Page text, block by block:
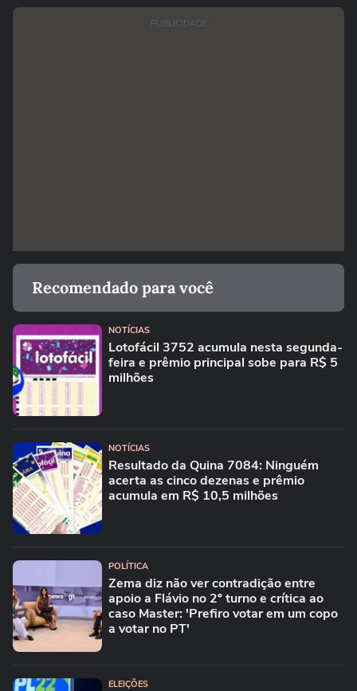
PUBLICIDADE
Recomendado para você
NOTÍCIAS
Lotofácil 3752 acumula nesta segunda-
feira e prêmio principal sobe para R$ 5
milhões
NOTÍCIAS
Resultado da Quina 7084: Ninguém
acerta as cinco dezenas e prêmio
acumula em R$ 10,5 milhões
POLÍTICA
Zema diz não ver contradição entre
apoio a Flávio no 2º turno e crítica ao
caso Master: 'Prefiro votar em um copo
a votar no PT'
ELEIÇÕES